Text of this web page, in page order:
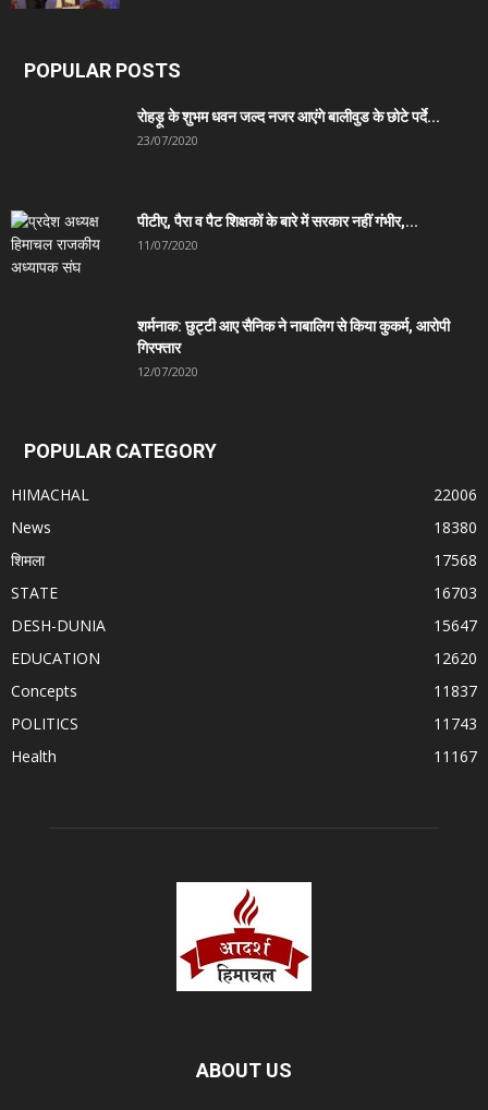
POPULAR POSTS
रोहड़ू के शुभम धवन जल्द नजर आएंगे बालीवुड के छोटे पर्दे...
23/07/2020
पीटीए, पैरा व पैट शिक्षकों के बारे में सरकार नहीं गंभीर,...
11/07/2020
शर्मनाक: छुट्टी आए सैनिक ने नाबालिग से किया कुकर्म, आरोपी
गिरफ्तार
12/07/2020
POPULAR CATEGORY
HIMACHAL
22006
News
18380
शिमला
17568
STATE
16703
DESH-DUNIA
15647
EDUCATION
12620
Concepts
11837
POLITICS
11743
Health
11167
ABOUT US